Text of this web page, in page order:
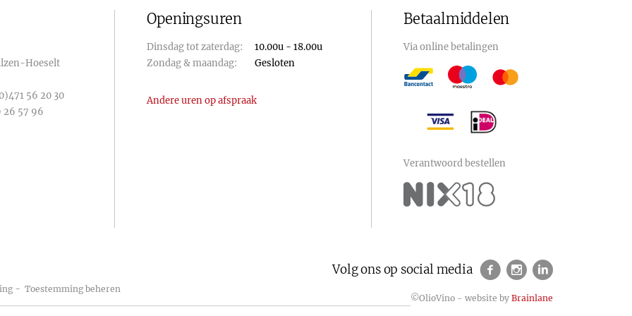
Hoeselt
56 20 30
26 57 96
Openingsuren
Dinsdag tot zaterdag:
10.00u - 18.00u
Zondag & maandag:
Gesloten
Andere uren op afspraak
Betaalmiddelen
Via online betalingen
Verantwoord bestellen
Volg ons op social media
- Toestemming beheren
©OlioVino - website by Brainlane